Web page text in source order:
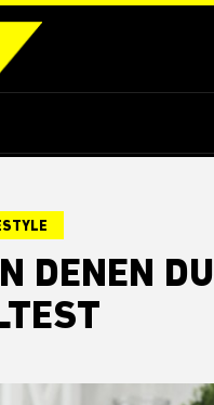
DENEN